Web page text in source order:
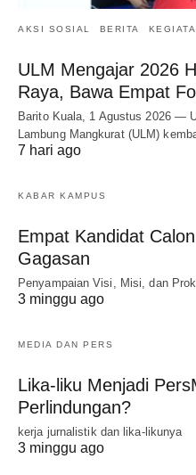
AKSI SOSIAL BERITA
ULM Mengajar 2026
Raya, Bawa Empat
Barito Kuala, 1 Agustus 2026 —
Lambung Mangkurat (ULM)
7 hari ago
KABAR KAMPUS
Empat Kandidat
Gagasan
Penyampaian Visi, Misi, dan
3 minggu ago
MEDIA DAN PERS
Lika-liku Menjadi
Perlindungan?
kerja jurnalistik dan lika-likunya
3 minggu ago